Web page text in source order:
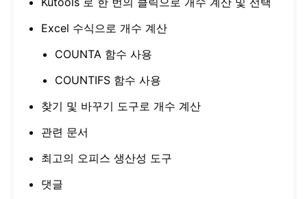
Excel 수식으로 개수 계산
COUNTA 함수 사용
COUNTIFS 함수 사용
찾기 및 바꾸기 도구로 개수 계산
관련 문서
최고의 오피스 생산성 도구
댓글